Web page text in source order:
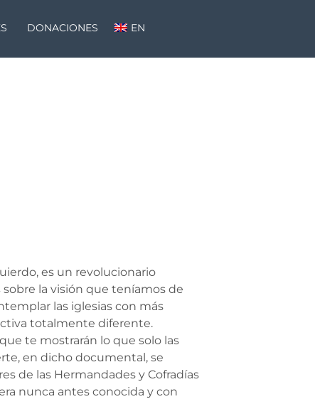
DONACIONES EN
es un revolucionario
la visión que teníamos de
las iglesias con más
totalmente diferente.
te mostrarán lo que solo las
en dicho documental, se
de las Hermandades y Cofradías
nunca antes conocida y con